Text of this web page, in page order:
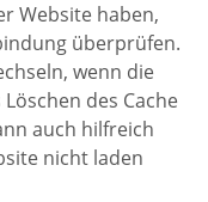
Website haben,
überprüfen.
wenn die
des Cache
auch hilfreich
nicht laden